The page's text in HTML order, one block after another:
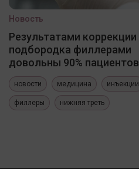
Новость
Результатами коррекции
подбородка филлерами
довольны 90% пациентов
новости медицина инъекции
филлеры нижняя треть